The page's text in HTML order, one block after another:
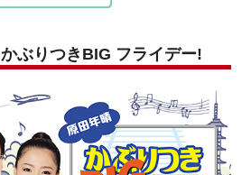
ぶりつきBIG フライデー!